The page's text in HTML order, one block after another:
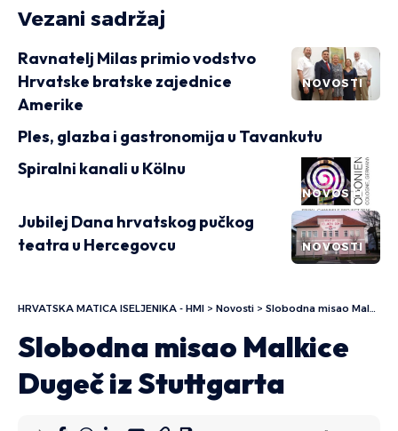
Vezani sadržaj
NOVOSTI
Ravnatelj Milas primio vodstvo
Hrvatske bratske zajednice
Amerike
Ples, glazba i gastronomija u Tavankutu
NOVOSTI
Spiralni kanali u Kölnu
NOVOSTI
Jubilej Dana hrvatskog pučkog
teatra u Hercegovcu
HRVATSKA MATICA ISELJENIKA - HMI > Novosti > Slobodna misao Malkice Dugeč iz Stuttgarta
Slobodna misao Malkice
Dugeč iz Stuttgarta